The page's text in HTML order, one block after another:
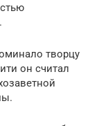
творцу
он считал